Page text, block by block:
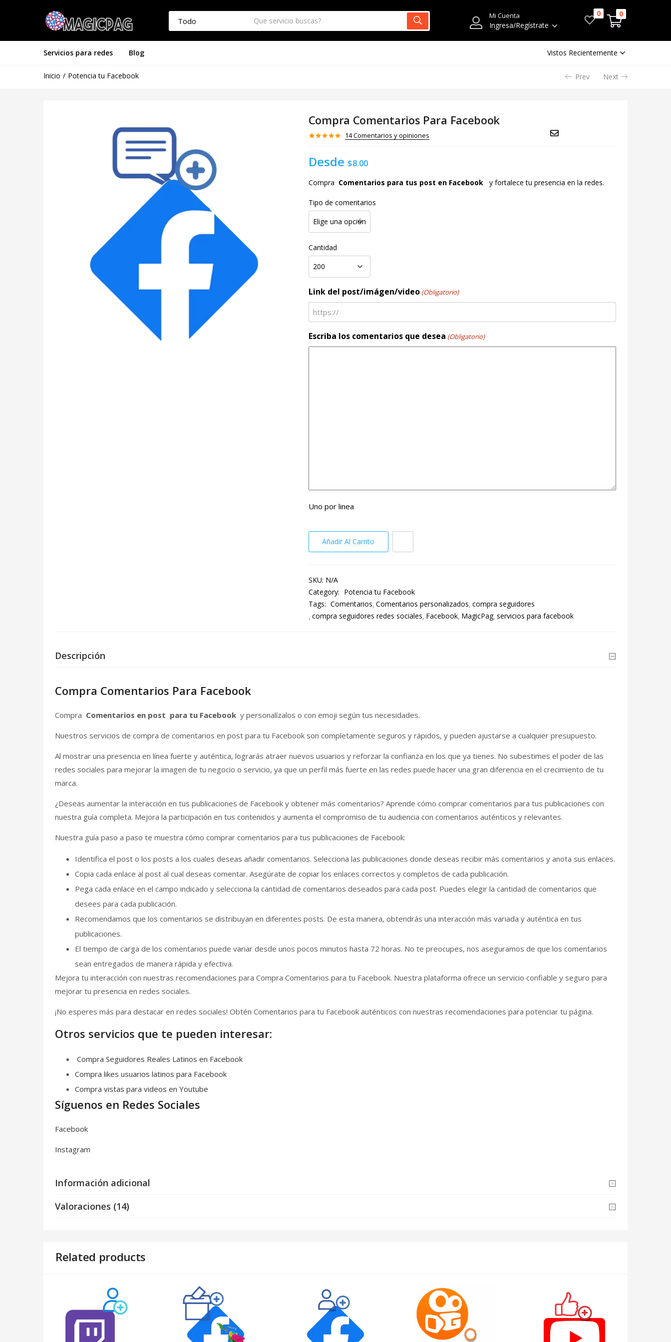
Mi Cuenta
Ingresa/Regístrate
0 0
Servicios para redes Blog Vistos Recientemente
Inicio Potencia tu Facebook Prev Next
Compra Comentarios Para Facebook
5 en base
a
de clientes
14Comentarios y opiniones
Desde $8.00
Compra Comentarios para tus post en Facebook y fortalece tu presencia en la redes.
Tipo de comentarios
Cantidad
Link del post/imágen/video (Obligatorio)
Escriba los comentarios que desea (Obligatorio)
Uno por linea
Añadir Al Carrito
SKU: N/A
Category: Potencia tu Facebook
Tags: Comentarios Comentarios personalizados compra seguidores
compra seguidores redes sociales Facebook MagicPag servicios para facebook
Descripción
Compra Comentarios Para Facebook
Compra Comentarios en post para tu Facebook y personalízalos o con emoji según tus necesidades.
Nuestros servicios de compra de comentarios en post para tu Facebook son completamente seguros y rápidos, y pueden ajustarse a cualquier presupuesto.
Al mostrar una presencia en línea fuerte y auténtica, lograrás atraer nuevos usuarios y reforzar la confianza en los que ya tienes. No subestimes el poder de las
redes sociales para mejorar la imagen de tu negocio o servicio, ya que un perfil más fuerte en las redes puede hacer una gran diferencia en el crecimiento de tu
marca.
¿Deseas aumentar la interacción en tus publicaciones de Facebook y obtener más comentarios? Aprende cómo comprar comentarios para tus publicaciones con
nuestra guía completa. Mejora la participación en tus contenidos y aumenta el compromiso de tu audiencia con comentarios auténticos y relevantes.
Nuestra guía paso a paso te muestra cómo comprar comentarios para tus publicaciones de Facebook:
Identifica el post o los posts a los cuales deseas añadir comentarios. Selecciona las publicaciones donde deseas recibir más comentarios y anota sus enlaces.
Copia cada enlace al post al cual deseas comentar. Asegúrate de copiar los enlaces correctos y completos de cada publicación.
Pega cada enlace en el campo indicado y selecciona la cantidad de comentarios deseados para cada post. Puedes elegir la cantidad de comentarios que
desees para cada publicación.
Recomendamos que los comentarios se distribuyan en diferentes posts. De esta manera, obtendrás una interacción más variada y auténtica en tus
publicaciones.
El tiempo de carga de los comentarios puede variar desde unos pocos minutos hasta 72 horas. No te preocupes, nos aseguramos de que los comentarios
sean entregados de manera rápida y efectiva.
Mejora tu interacción con nuestras recomendaciones para Compra Comentarios para tu Facebook. Nuestra plataforma ofrece un servicio confiable y seguro para
mejorar tu presencia en redes sociales.
¡No esperes más para destacar en redes sociales! Obtén Comentarios para tu Facebook auténticos con nuestras recomendaciones para potenciar tu página.
Otros servicios que te pueden interesar:
Compra Seguidores Reales Latinos en Facebook
Compra likes usuarios latinos para Facebook
Compra vistas para videos en Youtube
Síguenos en Redes Sociales
Facebook
Instagram
Información adicional
Valoraciones (14)
Related products